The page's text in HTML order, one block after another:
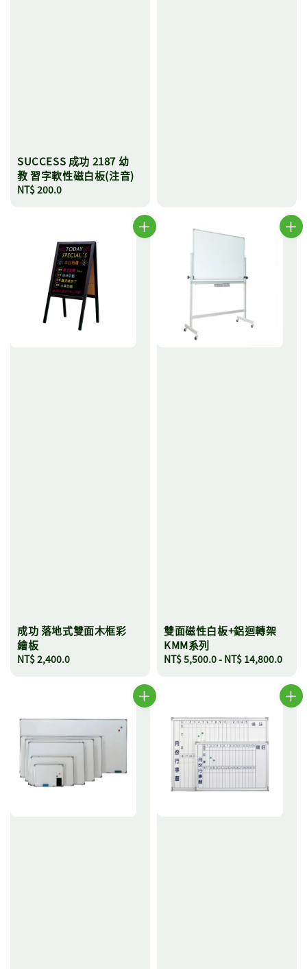
SUCCESS 成功 2187 幼
教 習字軟性磁白板(注音)
Regular
NT$ 200.0
成功 落地式雙面木框彩
繪板
Regular
NT$ 2,400.0
雙面磁性白板+鋁迴轉架
KMM系列
Regular
NT$ 5,500.0- NT$ 14,800.0